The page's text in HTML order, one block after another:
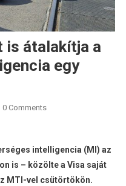
is átalakítja a
egy
0 Comments
intelligencia (MI) az
is – közölte a Visa saját
MTI-vel csütörtökön.